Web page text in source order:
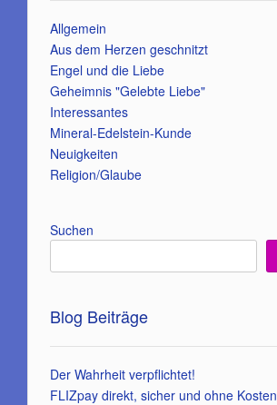
Allgemein
Aus dem Herzen geschnitzt
Engel und die Liebe
Geheimnis "Gelebte Liebe"
Interessantes
Mineral-Edelstein-Kunde
Neuigkeiten
Religion/Glaube
Suchen
Blog Beiträge
Der Wahrheit verpflichtet!
FLIZpay direkt, sicher und ohne Kosten